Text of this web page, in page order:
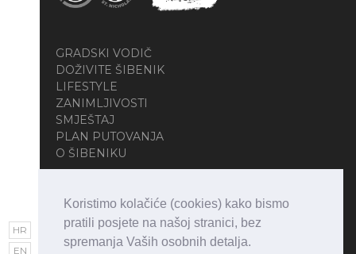
Koristimo kolačiće (cookies) kako bismo
pratili posjete na našoj stranici, bez
spremanja Vaših osobnih detalja.
HR
EN
GRADSKI VODIČ
DOŽIVITE ŠIBENIK
LIFESTYLE
ZANIMLJIVOSTI
SMJEŠTAJ
PLAN PUTOVANJA
O ŠIBENIKU